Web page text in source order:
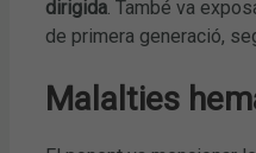
dirigida. També va
de primera generació,
Malalties